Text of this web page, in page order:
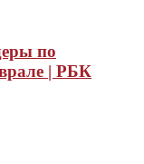
по
| РБК